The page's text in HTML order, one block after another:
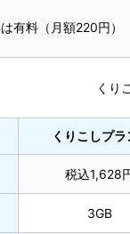
有料（月額220円）
くり
くりこしプラ
税込1,628
3GB